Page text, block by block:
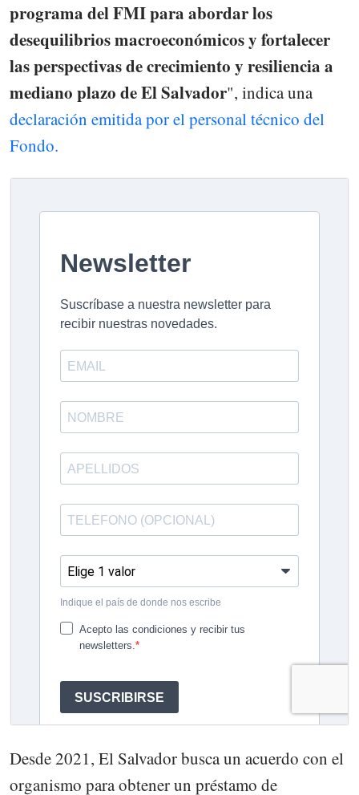
programa del FMI para abordar los
desequilibrios macroeconómicos y fortalecer
las perspectivas de crecimiento y resiliencia a
mediano plazo de El Salvador", indica una
declaración emitida por el personal técnico del
Fondo.
Desde 2021, El Salvador busca un acuerdo con el
organismo para obtener un préstamo de